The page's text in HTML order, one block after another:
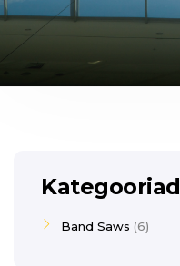
Kategooriad
Band Saws 6